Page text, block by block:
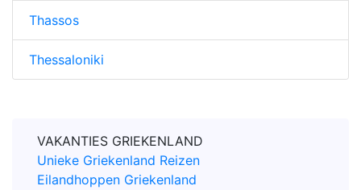
Thassos
Thessaloniki
VAKANTIES GRIEKENLAND
Unieke Griekenland Reizen
Eilandhoppen Griekenland